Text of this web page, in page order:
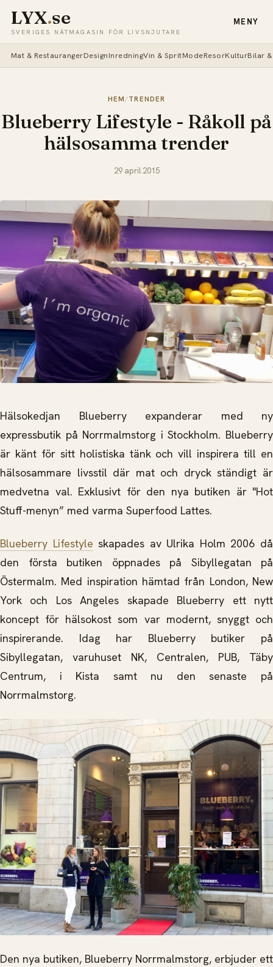
LYX.se
SVERIGES NÄTMAGASIN FÖR LIVSNJUTARE
MENY
Mat & RestaurangerDesignInredningVin & SpritModeResorKulturBilar
HEM/ TRENDER
Blueberry Lifestyle - Råkoll på
hälsosamma trender
29 april 2015
Hälsokedjan Blueberry expanderar med ny
expressbutik på Norrmalmstorg i Stockholm. Blueberry
är känt för sitt holistiska tänk och vill inspirera till en
hälsosammare livsstil där mat och dryck ständigt är
medvetna val. Exklusivt för den nya butiken är "Hot
Stuff-menyn” med varma Superfood Lattes.
Blueberry Lifestyle skapades av Ulrika Holm 2006 då
den första butiken öppnades på Sibyllegatan på
Östermalm. Med inspiration hämtad från London, New
York och Los Angeles skapade Blueberry ett nytt
koncept för hälsokost som var modernt, snyggt och
inspirerande. Idag har Blueberry butiker på
Sibyllegatan, varuhuset NK, Centralen, PUB, Täby
Centrum, i Kista samt nu den senaste på
Norrmalmstorg.
Den nya butiken, Blueberry Norrmalmstorg, erbjuder ett